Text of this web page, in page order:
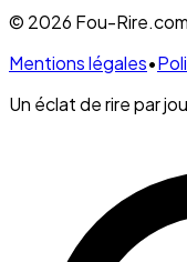
© 2026 Fou-
Mentions légales•
Un éclat de rire par